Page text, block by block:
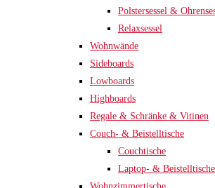
Polstersessel &
Relaxsessel
Wohnwände
Sideboards
Lowboards
Highboards
Regale & Schränke & Vitinen
Couch- & Beistelltische
Couchtische
Laptop- & Beistelltische